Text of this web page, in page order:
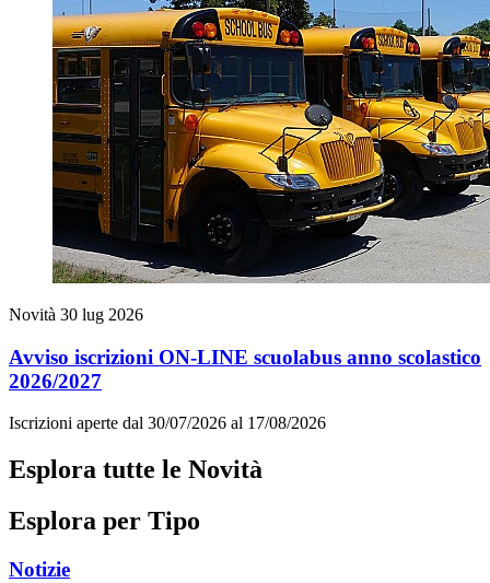
Novità 30 lug 2026
Avviso iscrizioni ON-LINE scuolabus anno scolastico
2026/2027
Iscrizioni aperte dal 30/07/2026 al 17/08/2026
Esplora tutte le Novità
Esplora per Tipo
Notizie